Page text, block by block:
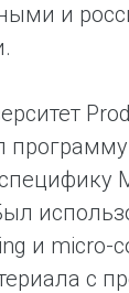
и
программу
и micro-
с